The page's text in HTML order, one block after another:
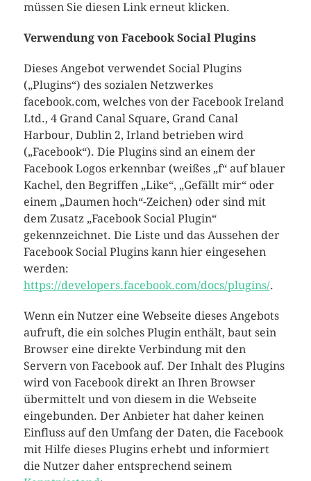
müssen Sie diesen Link erneut klicken.
Verwendung von Facebook Social Plugins
Dieses Angebot verwendet Social Plugins
(„Plugins“) des sozialen Netzwerkes
facebook.com, welches von der Facebook Ireland
Ltd., 4 Grand Canal Square, Grand Canal
Harbour, Dublin 2, Irland betrieben wird
(„Facebook“). Die Plugins sind an einem der
Facebook Logos erkennbar (weißes „f“ auf blauer
Kachel, den Begriffen „Like“, „Gefällt mir“ oder
einem „Daumen hoch“-Zeichen) oder sind mit
dem Zusatz „Facebook Social Plugin“
gekennzeichnet. Die Liste und das Aussehen der
Facebook Social Plugins kann hier eingesehen
werden:
https://developers.facebook.com/docs/plugins/.
Wenn ein Nutzer eine Webseite dieses Angebots
aufruft, die ein solches Plugin enthält, baut sein
Browser eine direkte Verbindung mit den
Servern von Facebook auf. Der Inhalt des Plugins
wird von Facebook direkt an Ihren Browser
übermittelt und von diesem in die Webseite
eingebunden. Der Anbieter hat daher keinen
Einfluss auf den Umfang der Daten, die Facebook
mit Hilfe dieses Plugins erhebt und informiert
die Nutzer daher entsprechend seinem